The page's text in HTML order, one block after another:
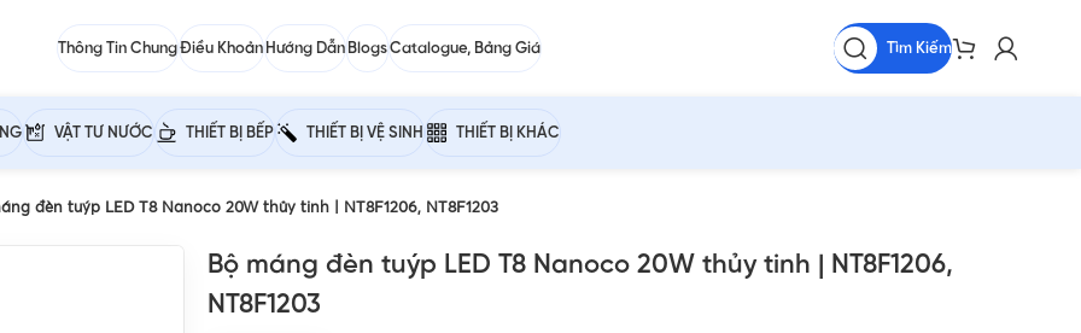
Thông Tin ChungĐiều Khoản Hướng Dẫn BlogsCatalogue, Bảng Giá Tìm Kiếm
VẬT TƯ NƯỚC THIẾT BỊ BẾP THIẾT BỊ VỆ SINH THIẾT BỊ KHÁC
đèn tuýp LED T8 Nanoco 20W thủy tinh | NT8F1206, NT8F1203
Bộ máng đèn tuýp LED T8 Nanoco 20W thủy tinh | NT8F1206,
NT8F1203